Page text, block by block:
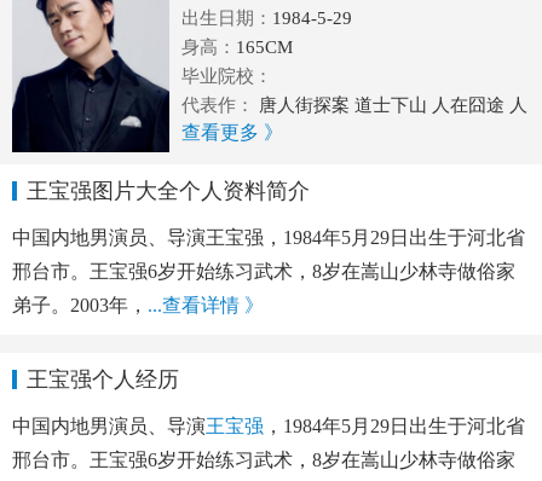
出生日期： 1984-5-29
身高： 165CM
毕业院校：
代表作：
唐人街探案 道士下山 人在囧途 人
再囧途之泰囧 Hello!树先生 一个人的武林
查看更多 》
王宝强图片大全个人资料简介
中国内地男演员、导演王宝强，1984年5月29日出生于河北省
邢台市。王宝强6岁开始练习武术，8岁在嵩山少林寺做俗家
弟子。2003年， ...查看详情 》
王宝强个人经历
中国内地男演员、导演王宝强 ，1984年5月29日出生于河北省
邢台市。王宝强6岁开始练习武术，8岁在嵩山少林寺做俗家